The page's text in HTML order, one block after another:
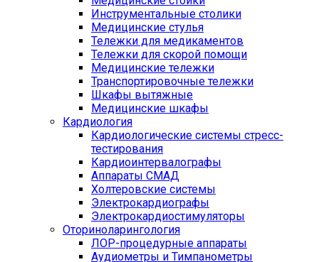
Инструментальные столики
Медицинские стулья
Тележки для медикаментов
Тележки для скорой помощи
Медицинские тележки
Транспортировочные тележки
Шкафы вытяжные
Медицинские шкафы
Кардиология
Кардиологические системы стресс-
тестирования
Кардиоинтервалографы
Аппараты СМАД
Холтеровские системы
Электрокардиографы
Электрокардиостимуляторы
Оториноларингология
ЛОР-процедурные аппараты
Аудиометры и Тимпанометры